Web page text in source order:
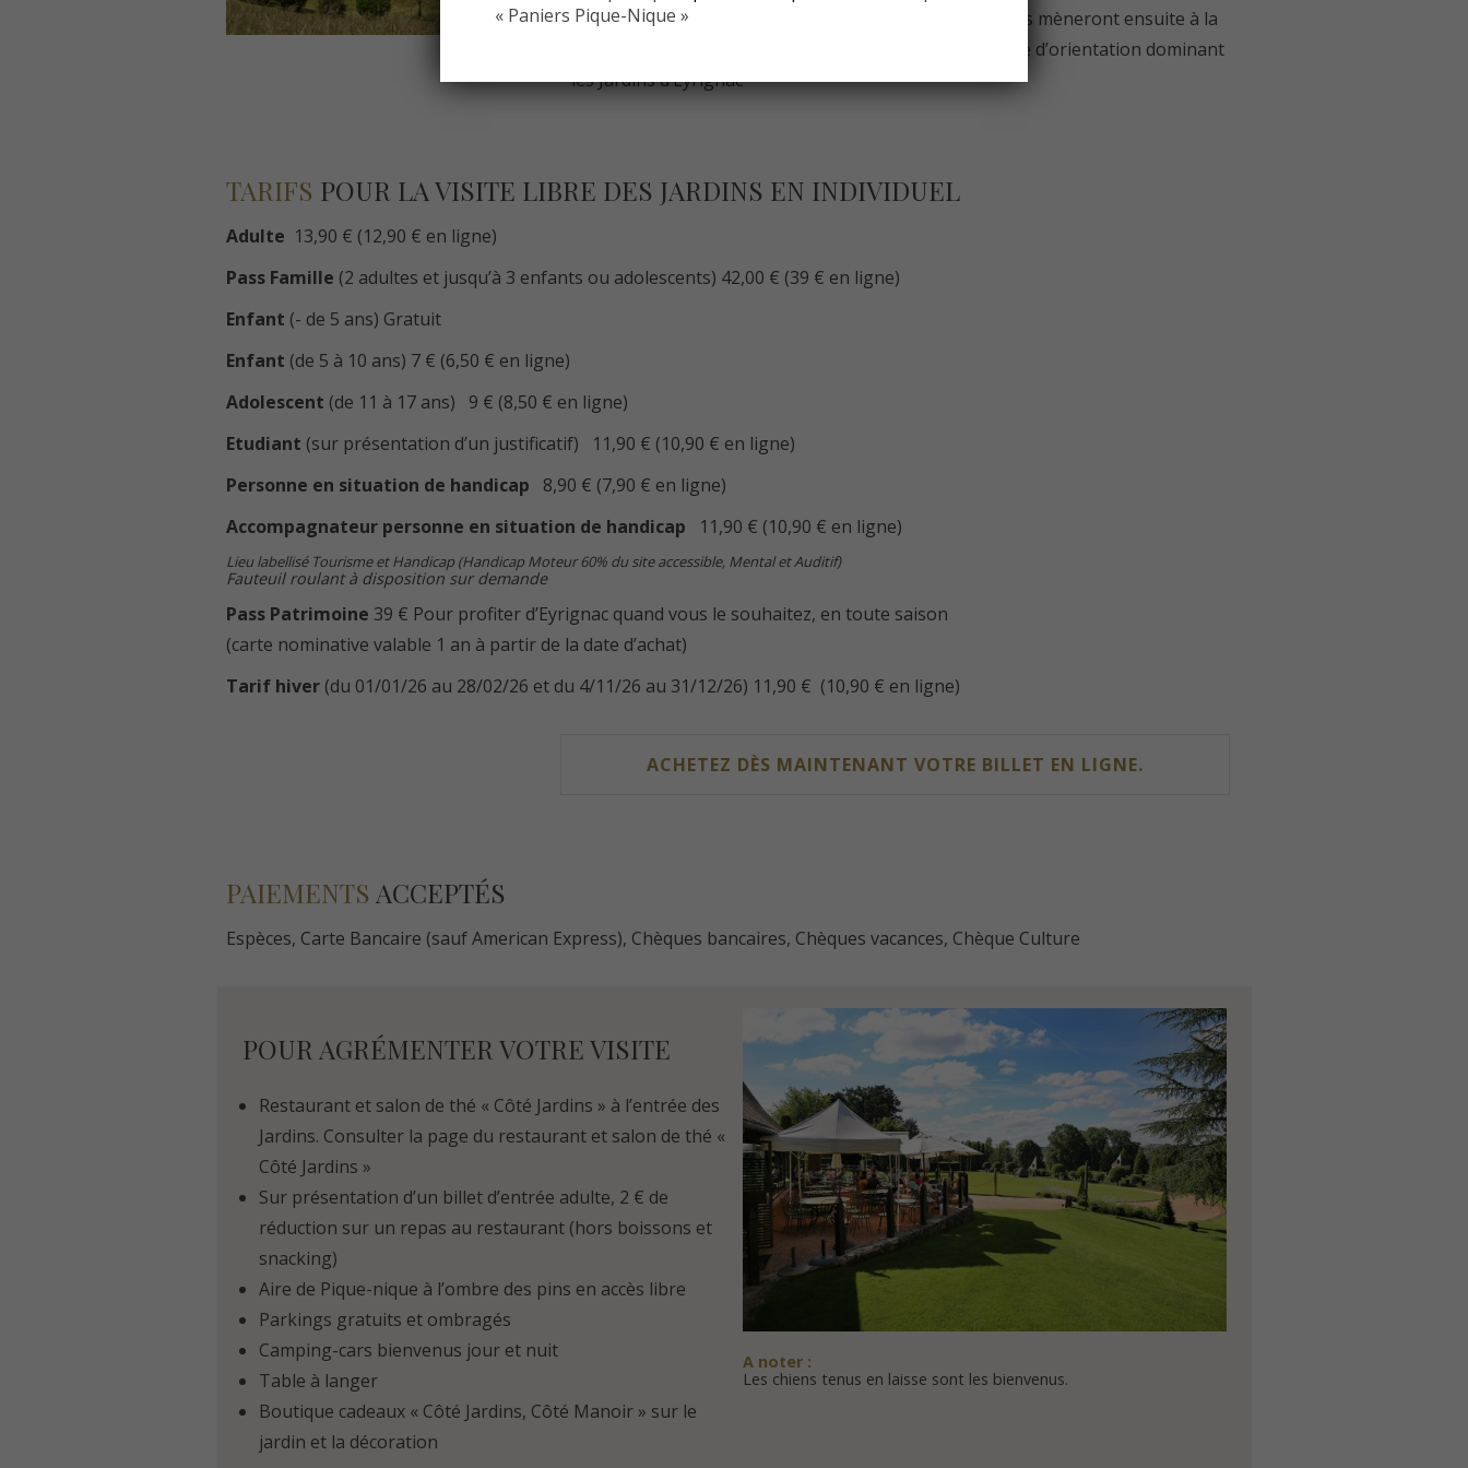
utilisations. Facile d’accès, idéalement ombragés, ils vous mèneront ensuite à la
contemplation des vallées environnantes depuis la table d’orientation dominant
les Jardins d’Eyrignac
TARIFS POUR LA VISITE LIBRE DES JARDINS EN INDIVIDUEL
Adulte 13,90 € (12,90 € en ligne)
Pass Famille (2 adultes et jusqu’à 3 enfants ou adolescents) 42,00 € (39 € en ligne)
Enfant (- de 5 ans) Gratuit
Enfant (de 5 à 10 ans) 7 € (6,50 € en ligne)
Adolescent (de 11 à 17 ans) 9 € (8,50 € en ligne)
Etudiant (sur présentation d’un justificatif) 11,90 € (10,90 € en ligne)
Personne en situation de handicap 8,90 € (7,90 € en ligne)
Accompagnateur personne en situation de handicap 11,90 € (10,90 € en ligne)
Lieu labellisé Tourisme et Handicap (Handicap Moteur 60% du site accessible, Mental et Auditif)
Fauteuil roulant à disposition sur demande
Pass Patrimoine 39 € Pour profiter d’Eyrignac quand vous le souhaitez, en toute saison
(carte nominative valable 1 an à partir de la date d’achat)
Tarif hiver(du 01/01/26 au 28/02/26 et du 4/11/26 au 31/12/26) 11,90 € (10,90 € en ligne)
ACHETEZ DÈS MAINTENANT VOTRE BILLET EN LIGNE.
PAIEMENTS ACCEPTÉS
Espèces, Carte Bancaire (sauf American Express), Chèques bancaires, Chèques vacances, Chèque Culture
POUR AGRÉMENTER VOTRE VISITE
Restaurant et salon de thé « Côté Jardins » à l’entrée des
Jardins. Consulter la page du restaurant et salon de thé «
Côté Jardins »
Sur présentation d’un billet d’entrée adulte, 2 € de
réduction sur un repas au restaurant (hors boissons et
snacking)
Aire de Pique-nique à l’ombre des pins en accès libre
Parkings gratuits et ombragés
Camping-cars bienvenus jour et nuit
Table à langer
Boutique cadeaux « Côté Jardins, Côté Manoir » sur le
jardin et la décoration
A noter :
Les chiens tenus en laisse sont les bienvenus.
« Paniers Pique-Nique »